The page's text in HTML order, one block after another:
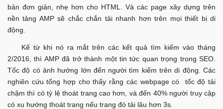
bản đơn giản, nhẹ hơn cho HTML. Và các page xây dựng trên
nền tảng AMP sẽ chắc chắn tải nhanh hơn trên mọi thiết bị di
động.
Kể từ khi nó ra mắt trên các kết quả tìm kiếm vào tháng
2/2016, thì AMP đã trở thành một tin tức quan trọng trong SEO.
Tốc độ có ảnh hưởng lớn đến người tìm kiếm trên di động. Các
nghiên cứu tổng hợp cho thấy rằng các webpage có tốc độ tải
chậm thì có tỷ lệ thoát trang cao hơn, và đến 40% người truy cập
có xu hướng thoát trang nếu trang đó tải lâu hơn 3s.